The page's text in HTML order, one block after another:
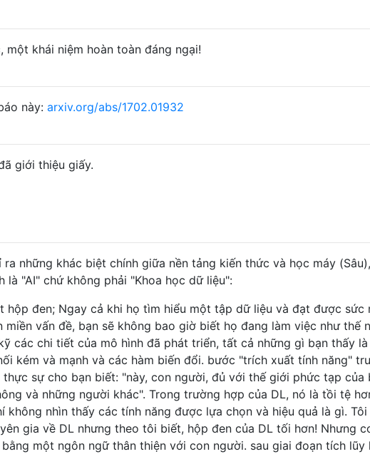
một khái niệm hoàn toàn đáng ngại!
này: arxiv.org/abs/1702.01932
giới thiệu giấy.
những khác biệt chính giữa nền tảng kiến ​​thức và học máy
là "AI" chứ không phải "Khoa học dữ liệu":
hộp đen; Ngay cả khi họ tìm hiểu một tập dữ liệu và đạt được sức
miền vấn đề, bạn sẽ không bao giờ biết họ đang làm việc như thế
các chi tiết của mô hình đã phát triển, tất cả những gì bạn thấy
kém và mạnh và các hàm biến đổi. bước "trích xuất tính năng"
sự cho bạn biết: "này, con người, đủ với thế giới phức tạp của
và những người khác". Trong trường hợp của DL, nó là tồi tệ
không nhìn thấy các tính năng được lựa chọn và hiệu quả là gì. Tôi
gia về DL nhưng theo tôi biết, hộp đen của DL tối hơn! Nhưng
một ngôn ngữ thân thiện với con người. sau giai đoạn tích lũy